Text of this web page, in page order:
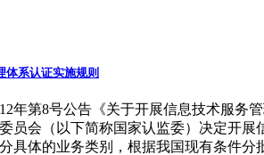
体系认证实施规则
年第8号公告《关于开展信息技术服
员会（以下简称国家认监委）决定
分具体的业务类别，根据我国现有条